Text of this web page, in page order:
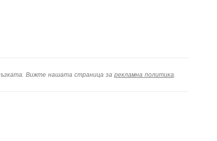
Вижте нашата страница за рекламна политика.